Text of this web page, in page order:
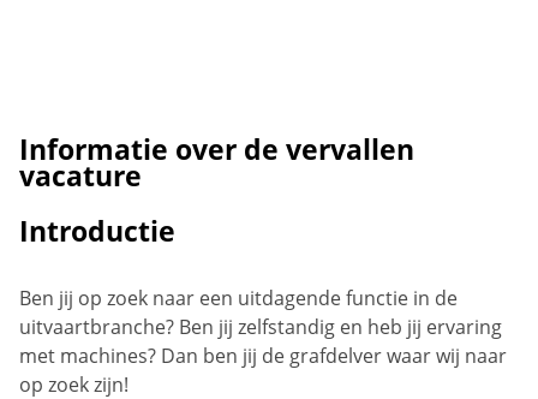
Informatie over de vervallen
vacature
Introductie
Ben jij op zoek naar een uitdagende functie in de
uitvaartbranche? Ben jij zelfstandig en heb jij ervaring
met machines? Dan ben jij de grafdelver waar wij naar
op zoek zijn!